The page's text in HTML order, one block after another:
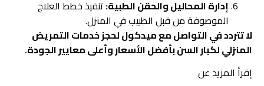
إدارة المحاليل والحقن الطبية: تنفيذ خطط العلاج
الموصوفة من قبل الطبيب في المنزل.
لا تتردد في التواصل مع ميدكول لحجز خدمات التمريض
المنزلي لكبار السن بأفضل الأسعار وأعلى معايير الجودة.
إقرأ المزيد عن